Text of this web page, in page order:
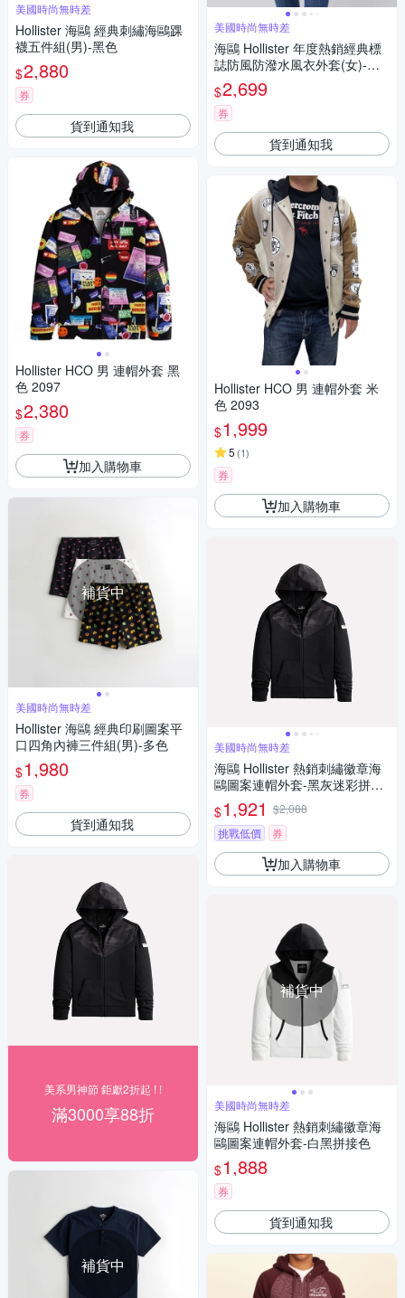
美國時尚無時差
Hollister 海鷗 經典刺繡海鷗踝
襪五件組(男)-黑色
$2,880
券
貨到通知我
Hollister HCO 男 連帽外套 黑
色 2097
$2,380
券
加入購物車
補貨中
美國時尚無時差
Hollister 海鷗 經典印刷圖案平
口四角內褲三件組(男)-多色
$1,980
券
貨到通知我
美系男神節 鉅獻2折起 ! !
滿3000享88折
補貨中
美國時尚無時差
海鷗 Hollister 年度熱銷經典標
誌防風防潑水風衣外套(女)-紅
色
$2,699
券
貨到通知我
Hollister HCO 男 連帽外套 米
色 2093
$1,999
5 (1)
券
加入購物車
美國時尚無時差
海鷗 Hollister 熱銷刺繡徽章海
鷗圖案連帽外套-黑灰迷彩拼接
色
$1,921 $2,088
挑戰低價
券
加入購物車
補貨中
美國時尚無時差
海鷗 Hollister 熱銷刺繡徽章海
鷗圖案連帽外套-白黑拼接色
$1,888
券
貨到通知我